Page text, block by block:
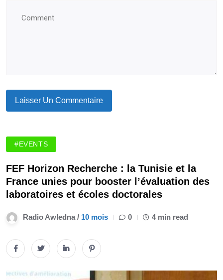
#EVENTS
FEF Horizon Recherche : la Tunisie et la
France unies pour booster l’évaluation des
laboratoires et écoles doctorales
Radio Awledna / 10 mois 0 4 min read